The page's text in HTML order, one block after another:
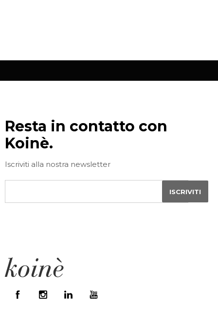
Resta in contatto con
Koinè.
Iscriviti alla nostra newsletter